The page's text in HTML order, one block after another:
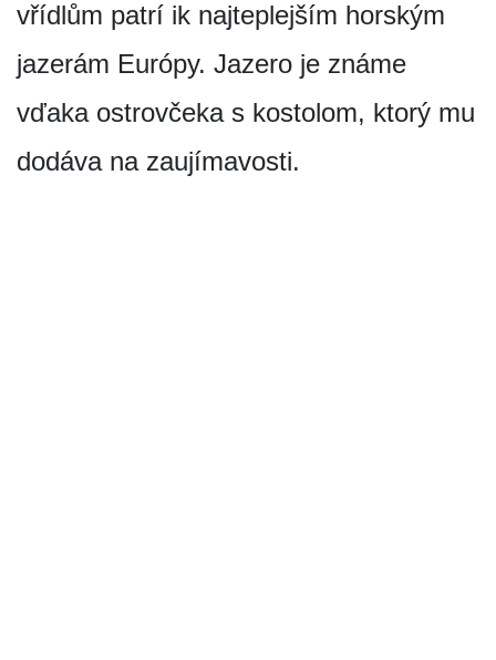
vřídlům patrí ik najteplejším horským
jazerám Európy. Jazero je známe
vďaka ostrovčeka s kostolom, ktorý mu
dodáva na zaujímavosti.